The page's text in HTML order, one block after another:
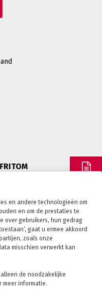
en andere technologieën om
en om de prestaties te
over gebruikers, hun gedrag
gaat u ermee akkoord
zoals onze
misschien verwerkt kan
de noodzakelijke
meer informatie.
CONTACT
de Fritom Group